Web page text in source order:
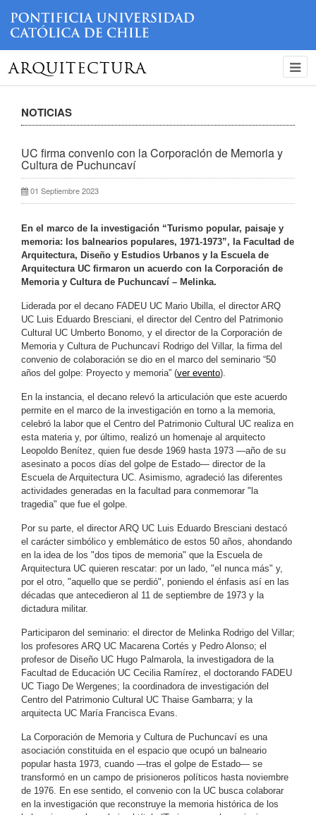
ARQUITECTURA
NOTICIAS
UC firma convenio con la Corporación de Memoria y
Cultura de Puchuncaví
01 Septiembre 2023
En el marco de la investigación “Turismo popular, paisaje y
memoria: los balnearios populares, 1971-1973”, la Facultad de
Arquitectura, Diseño y Estudios Urbanos y la Escuela de
Arquitectura UC firmaron un acuerdo con la Corporación de
Memoria y Cultura de Puchuncaví – Melinka.
Liderada por el decano FADEU UC Mario Ubilla, el director ARQ
UC Luis Eduardo Bresciani, el director del Centro del Patrimonio
Cultural UC Umberto Bonomo, y el director de la Corporación de
Memoria y Cultura de Puchuncaví Rodrigo del Villar, la firma del
convenio de colaboración se dio en el marco del seminario “50
años del golpe: Proyecto y memoria” (ver evento).
En la instancia, el decano relevó la articulación que este acuerdo
permite en el marco de la investigación en torno a la memoria,
celebró la labor que el Centro del Patrimonio Cultural UC realiza en
esta materia y, por último, realizó un homenaje al arquitecto
Leopoldo Benítez, quien fue desde 1969 hasta 1973 —año de su
asesinato a pocos días del golpe de Estado— director de la
Escuela de Arquitectura UC. Asimismo, agradeció las diferentes
actividades generadas en la facultad para conmemorar "la
tragedia" que fue el golpe.
Por su parte, el director ARQ UC Luis Eduardo Bresciani destacó
el carácter simbólico y emblemático de estos 50 años, ahondando
en la idea de los "dos tipos de memoria" que la Escuela de
Arquitectura UC quieren rescatar: por un lado, "el nunca más" y,
por el otro, "aquello que se perdió", poniendo el énfasis así en las
décadas que antecedieron al 11 de septiembre de 1973 y la
dictadura militar.
Participaron del seminario: el director de Melinka Rodrigo del Villar;
los profesores ARQ UC Macarena Cortés y Pedro Alonso; el
profesor de Diseño UC Hugo Palmarola, la investigadora de la
Facultad de Educación UC Cecilia Ramírez, el doctorando FADEU
UC Tiago De Wergenes; la coordinadora de investigación del
Centro del Patrimonio Cultural UC Thaise Gambarra; y la
arquitecta UC María Francisca Evans.
La Corporación de Memoria y Cultura de Puchuncaví es una
asociación constituida en el espacio que ocupó un balneario
popular hasta 1973, cuando —tras el golpe de Estado— se
transformó en un campo de prisioneros políticos hasta noviembre
de 1976. En ese sentido, el convenio con la UC busca colaborar
en la investigación que reconstruye la memoria histórica de los